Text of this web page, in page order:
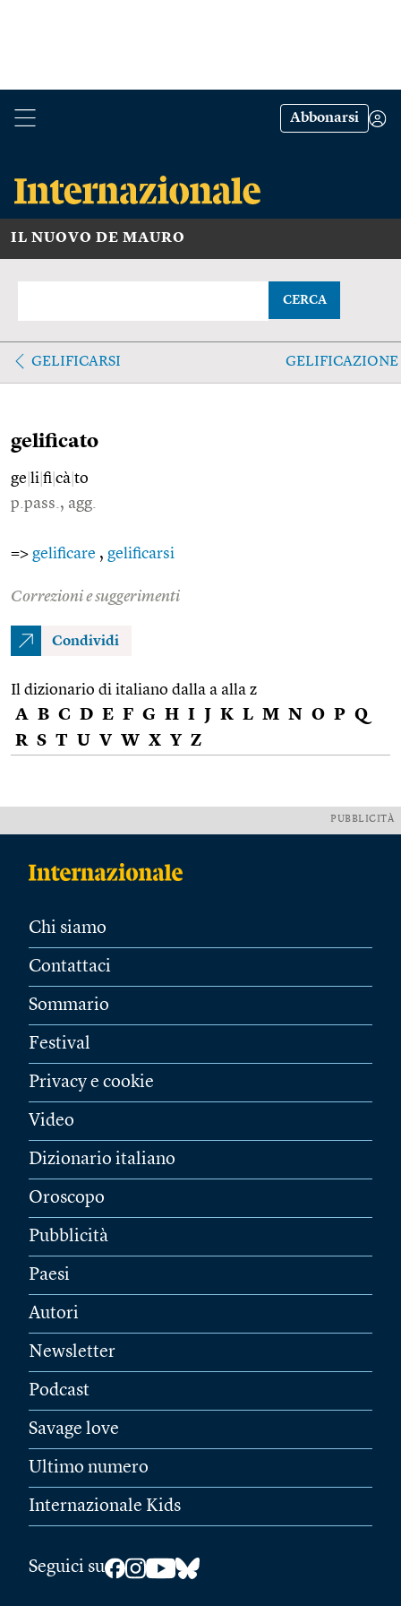
Abbonarsi
IL NUOVO DE MAURO
CERCA
GELIFICARSI GELIFICAZIONE
gelificato
ge li fi cà to
p.pass., agg.
=> gelificare , gelificarsi
Correzioni e suggerimenti
Condividi
Il dizionario di italiano dalla a alla z
A B C D E F G H I J K L M N O P Q
R S T U V W X Y Z
PUBBLICITÀ
Chi siamo
Contattaci
Sommario
Festival
Privacy e cookie
Video
Dizionario italiano
Oroscopo
Pubblicità
Paesi
Autori
Newsletter
Podcast
Savage love
Ultimo numero
Internazionale Kids
Seguici su